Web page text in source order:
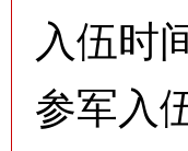
入伍时
参军入